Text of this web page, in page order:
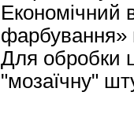
Економічний
фарбування»
Для обробки
"мозаїчну"